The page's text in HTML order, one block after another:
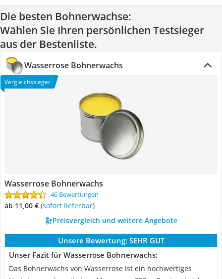
Die besten Bohnerwachse:
Wählen Sie Ihren persönlichen Testsieger
aus der Bestenliste.
Wasserrose Bohnerwachs
Vergleichssieger
Wasserrose Bohnerwachs
46 Bewertungen
ab 11,00 € ( Sofort lieferbar)
Preisvergleich und weitere Angebote
Unsere Bewertung: SEHR GUT
Unser Fazit für Wasserrose Bohnerwachs:
Das Bohnerwachs von Wasserrose ist ein hochwertiges